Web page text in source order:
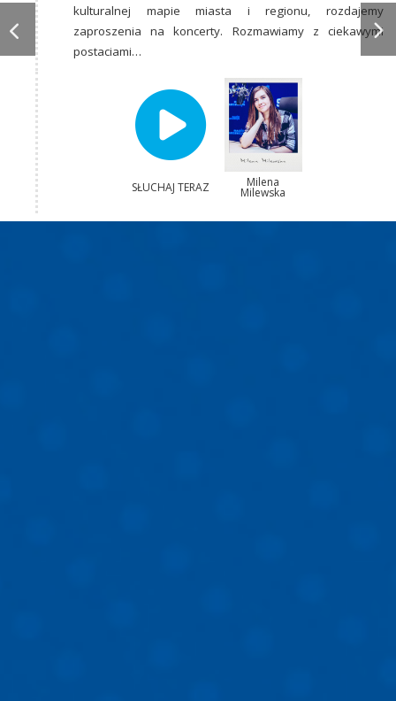
kulturalnej mapie miasta i regionu, rozdajemy
zaproszenia na koncerty. Rozmawiamy z ciekawymi
postaciami…
SŁUCHAJ TERAZ Milena
Milewska